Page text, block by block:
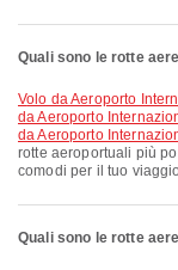
Quali sono le rotte
volo da Aeroporto
da Aeroporto
da Aeroporto
rotte aeroportuali più
comodi per il tuo
Quali sono le rotte